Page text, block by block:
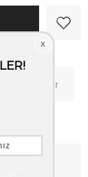
Haber Ver